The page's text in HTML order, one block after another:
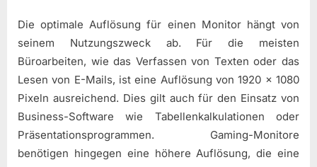
Die optimale Auflösung für einen Monitor hängt von
seinem Nutzungszweck ab. Für die meisten
Büroarbeiten, wie das Verfassen von Texten oder das
Lesen von E-Mails, ist eine Auflösung von 1920 x 1080
Pixeln ausreichend. Dies gilt auch für den Einsatz von
Business-Software wie Tabellenkalkulationen oder
Präsentationsprogrammen. Gaming-Monitore
benötigen hingegen eine höhere Auflösung, die eine